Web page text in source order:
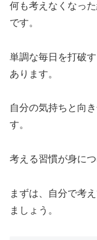
何も考えなくなっ
です。
単調な毎日を打破
あります。
自分の気持ちと向
す。
考える習慣が身に
まずは、自分で考
ましょう。